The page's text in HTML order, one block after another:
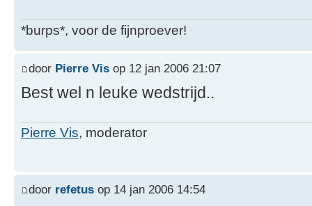
*burps*, voor de fijnproever!
door Pierre Vis op 12 jan 2006 21:07
Best wel n leuke wedstrijd..
Pierre Vis, moderator
door refetus op 14 jan 2006 14:54